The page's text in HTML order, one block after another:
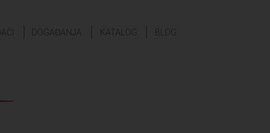
DOGAĐANJA KATALOG BLOG